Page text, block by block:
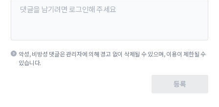
악성, 비방성 댓글은 관리자에 의해 경고 없이 삭제될 수 있으며, 이용이 제한될 수
있습니다.
등록